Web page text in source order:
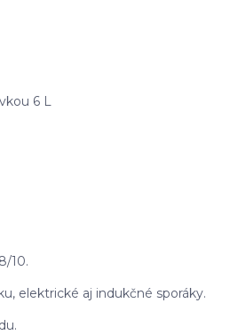
6 L
10.
elektrické aj indukčné sporáky.